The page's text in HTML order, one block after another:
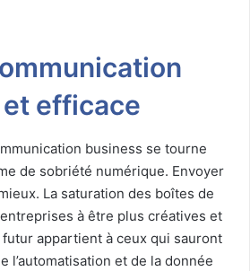
efficace
business se tourne
de sobriété numérique. Envoyer
La saturation des boîtes de
à être plus créatives et
appartient à ceux qui sauront
l’automatisation et de la donnée